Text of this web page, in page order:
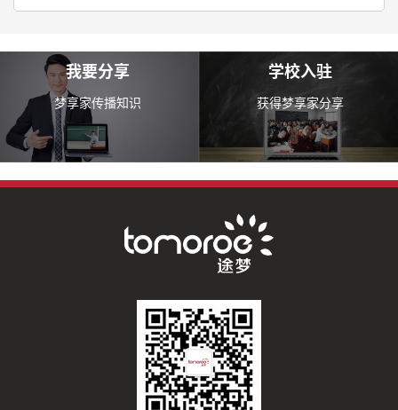
我要分享
梦享家传播知识
学校入驻
获得梦享家分享